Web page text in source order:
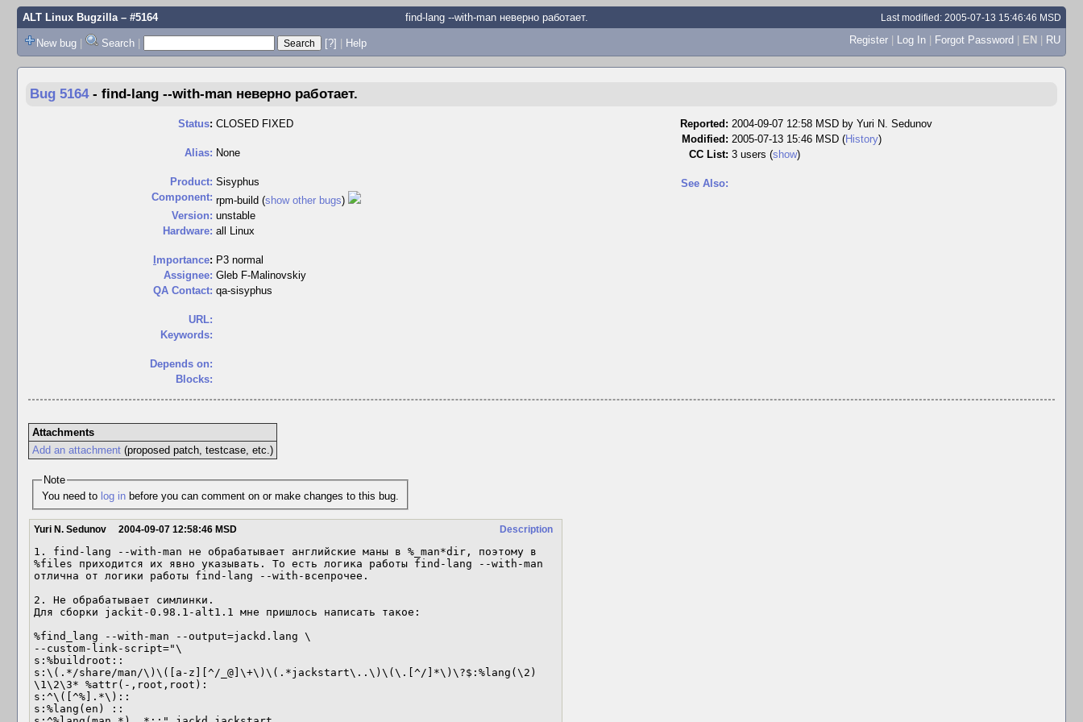
ALT Linux Bugzilla– #5164 find-lang --with-man неверно работает. Last modified: 2005-07-13 15:46:46 MSD
New bug | Search | [?] | Help Register | Log In | Forgot Password | EN | RU
Bug 5164 - find-lang --with-man неверно работает.
Status: CLOSED FIXED
Alias: None
Product: Sisyphus
Component: rpm-build (show other bugs)
Version: unstable
Hardware: all Linux
mportance: P3 normal
Assignee: Gleb F-Malinovskiy
QA Contact: qa-sisyphus
URL:
Keywords:
Depends on:
Blocks:
Reported: 2004-09-07 12:58 MSD by Yuri N. Sedunov
Modified: 2005-07-13 15:46 MSD (History)
CC List: 3 users (show)
See Also:
Attachments
Add an attachment(proposed patch, testcase, etc.)
Note
You need to log in before you can comment on or make changes to this bug.
Description
Yuri N. Sedunov 2004-09-07 12:58:46 MSD
1. find-lang --with-man не обрабатывает английские маны в %_man*dir, поэтому в
%files приходится их явно указывать. То есть логика работы find-lang --with-man
отлична от логики работы find-lang --with-всепрочее.
2. Не обрабатывает симлинки.
Для сборки jackit-0.98.1-alt1.1 мне пришлось написать такое:
%find_lang --with-man --output=jackd.lang \
--custom-link-script="\
s:%buildroot::
s:\(.*/share/man/\)\([a-z][^/_@]\+\)\(.*jackstart\..\)\(\.[^/]*\)\?$:%lang(\2)
\1\2\3* %attr(-,root,root):
s:^\([^%].*\)::
s:%lang(en) ::